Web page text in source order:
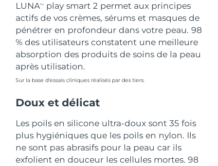
LUNATM
play smart 2 permet aux principes
actifs de vos crèmes, sérums et masques de
pénétrer en profondeur dans votre peau. 98
% des utilisateurs constatent une meilleure
absorption des produits de soins de la peau
après utilisation.
Sur la base d'essais cliniques réalisés par des tiers.
Doux et délicat
Les poils en silicone ultra-doux sont 35 fois
plus hygiéniques que les poils en nylon. Ils
ne sont pas abrasifs pour la peau car ils
exfolient en douceur les cellules mortes. 98
Viêt Nam Livraison estimée8/15/26